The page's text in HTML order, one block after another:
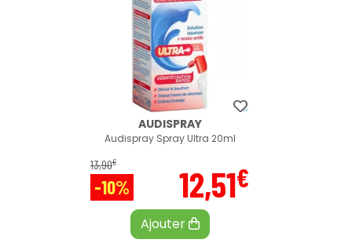
AUDISPRAY
Audispray Spray Ultra 20ml
13,90€
-10% 12,51€
Ajouter